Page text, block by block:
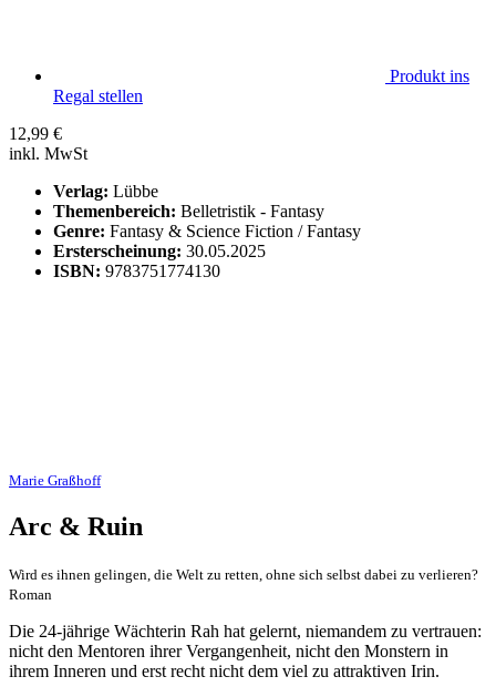
Produkt ins
Regal stellen
12,99 €
inkl. MwSt
Verlag: Lübbe
Themenbereich: Belletristik - Fantasy
Genre: Fantasy & Science Fiction / Fantasy
Ersterscheinung: 30.05.2025
ISBN: 9783751774130
Marie Graßhoff
Arc & Ruin
Wird es ihnen gelingen, die Welt zu retten, ohne sich selbst dabei zu verlieren?
Roman
Die 24-jährige Wächterin Rah hat gelernt, niemandem zu vertrauen:
nicht den Mentoren ihrer Vergangenheit, nicht den Monstern in
ihrem Inneren und erst recht nicht dem viel zu attraktiven Irin.